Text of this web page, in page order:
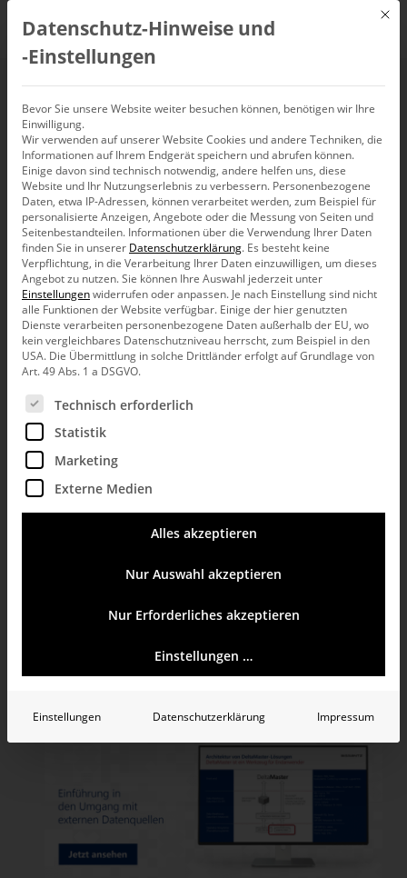
Events
Such-
und
SucheListe
31.05.2022 - 01.07.2022
Datum
wählen.
VorherigeVeranstaltungen Nächste
+ Veranstaltungen abonnieren
Mai 2022
DI.
31
Car Symposium Bochum
RuhrCongress Bochum,Stadionring 20, Bochum
Mit
Datenschutz-Hinweise und
‑Einstellungen
Bevor Sie unsere Website weiter besuchen können, benötigen wir Ihre
Einwilligung.
Wir verwenden auf unserer Website Cookies und andere Techniken, die
Informationen auf Ihrem Endgerät speichern und abrufen können.
Einige davon sind technisch notwendig, andere helfen uns, diese
Website und Ihr Nutzungserlebnis zu verbessern. Personenbezogene
Daten, etwa IP-Adressen, können verarbeitet werden, zum Beispiel für
personalisierte Anzeigen, Angebote oder die Messung von Seiten und
Seitenbestandteilen. Informationen über die Verwendung Ihrer Daten
finden Sie in unserer Datenschutzerklärung. Es besteht keine
Verpflichtung, in die Verarbeitung Ihrer Daten einzuwilligen, um dieses
Angebot zu nutzen.Sie können Ihre Auswahl jederzeit unter
Einstellungenwiderrufen oder anpassen. Je nach Einstellung sind nicht
alle Funktionen der Website verfügbar. Einige der hier genutzten
Dienste verarbeiten personenbezogene Daten außerhalb der EU, wo
kein vergleichbares Datenschutzniveau herrscht, zum Beispiel in den
USA. Die Übermittlung in solche Drittländer erfolgt auf Grundlage von
Art. 49 Abs. 1 a DSGVO.
Es folgt eine Liste der Service-Gruppen, für die eine
Technisch erforderlich
Statistik
Marketing
Externe Medien
Alles akzeptieren
Nur Auswahl akzeptieren
Nur Erforderliches akzeptieren
Einstellungen …
Einstellungen Datenschutzerklärung Impressum